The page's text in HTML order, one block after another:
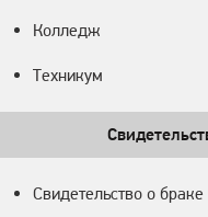
Колледж
Техникум
Свидетельство о браке